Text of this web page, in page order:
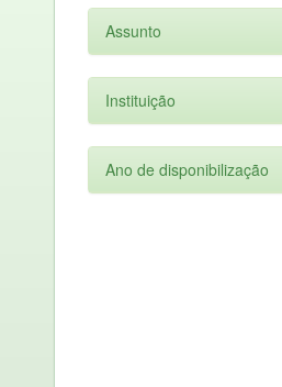
Assunto
Instituição
Ano de disponibilização